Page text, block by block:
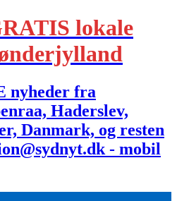
lokale
nyheder fra
Haderslev,
Danmark, og resten
- mobil